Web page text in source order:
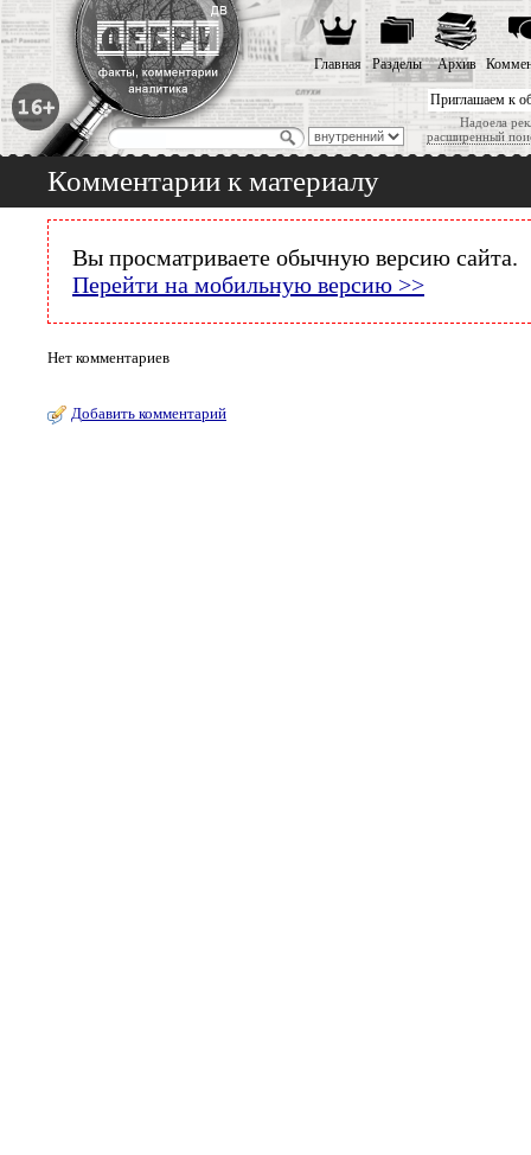
Приглашаем к
Надоела
расширенный
Главная Разделы Архив
Комментарии к материалу
Вы просматриваете обычную версию сайта.
Перейти на мобильную версию >>
Нет комментариев
Добавить комментарий